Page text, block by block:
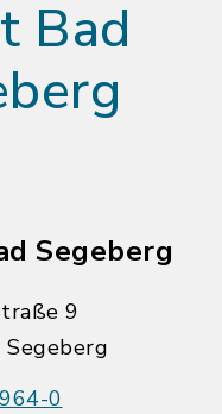
Bad
Segeberg
9
0